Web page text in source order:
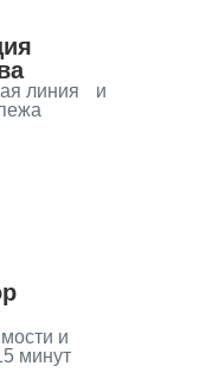
линия и
и
минут